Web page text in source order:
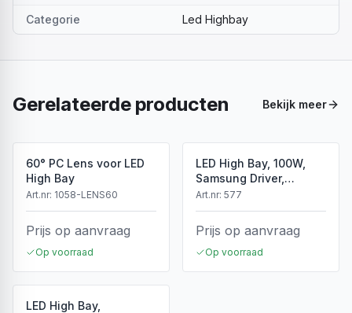
Categorie Led Highbay
Gerelateerde producten Bekijk meer
60° PC Lens voor LED
High Bay
Art.nr: 1058-LENS60
Prijs op aanvraag
Op voorraad
LED High Bay, 100W,
Samsung Driver,
4000K, Zwarte
Behuizing
Art.nr: 577
Prijs op aanvraag
Op voorraad
LED High Bay,